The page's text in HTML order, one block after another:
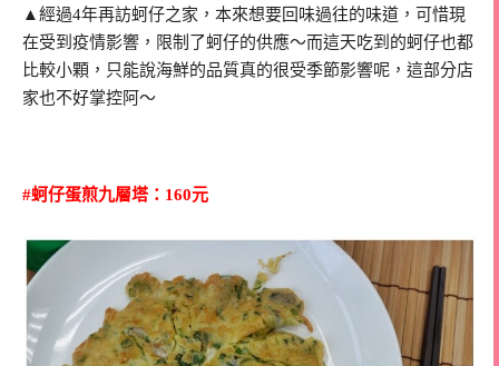
▲經過4年再訪蚵仔之家，本來想要回味過往的味道，可惜現
在受到疫情影響，限制了蚵仔的供應～而這天吃到的蚵仔也都
比較小顆，只能說海鮮的品質真的很受季節影響呢，這部分店
家也不好掌控阿～
#蚵仔蛋煎九層塔：160元